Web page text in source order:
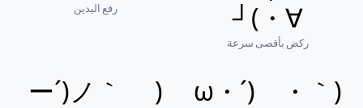
∀・)┘
ركض بأقصى سرعة
رفع اليدين
(｀・ω・´)ゞ
( ｀ー´)ノ